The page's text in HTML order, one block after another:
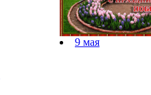
9 мая